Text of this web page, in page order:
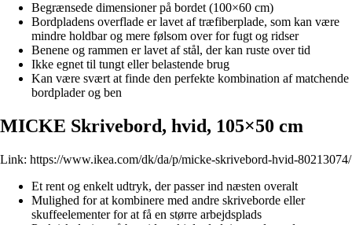
Begrænsede dimensioner på bordet (100×60 cm)
Bordpladens overflade er lavet af træfiberplade, som kan være
mindre holdbar og mere følsom over for fugt og ridser
Benene og rammen er lavet af stål, der kan ruste over tid
Ikke egnet til tungt eller belastende brug
Kan være svært at finde den perfekte kombination af matchende
bordplader og ben
MICKE Skrivebord, hvid, 105×50 cm
Link: https://www.ikea.com/dk/da/p/micke-skrivebord-hvid-80213074/
Et rent og enkelt udtryk, der passer ind næsten overalt
Mulighed for at kombinere med andre skriveborde eller
skuffeelementer for at få en større arbejdsplads